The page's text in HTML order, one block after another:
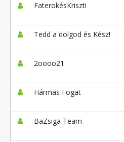
FaterokésKriszti
Tedd a dolgod és Kész!
2oooo21
Hármas Fogat
BaZsiga Team